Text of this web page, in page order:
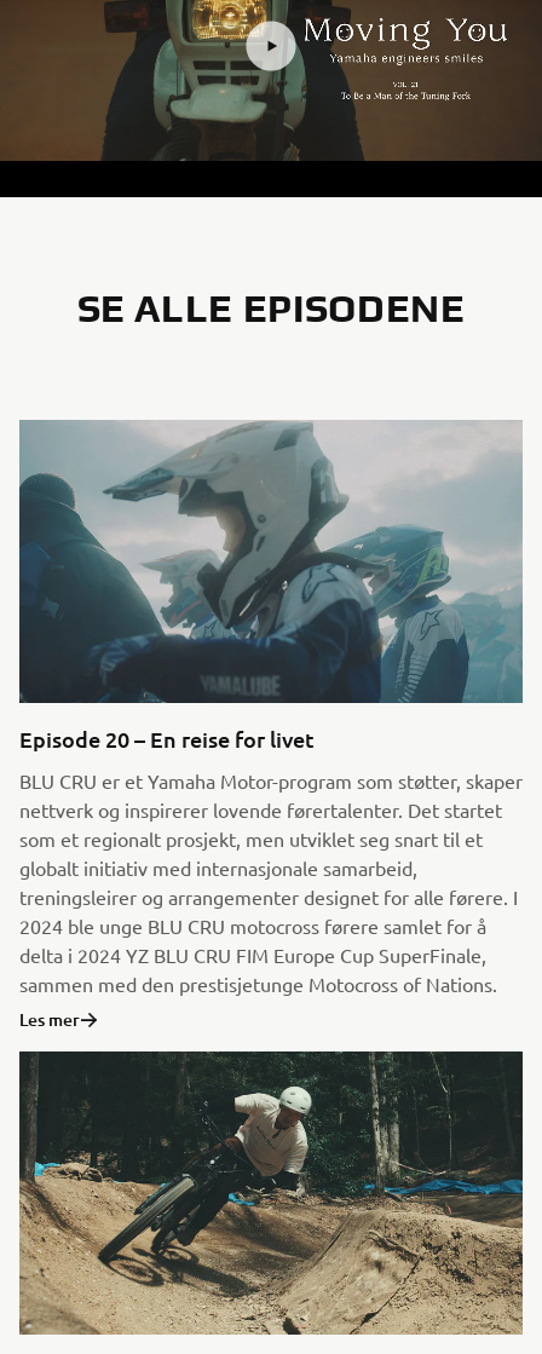
SE ALLE EPISODENE
Episode 20 – En reise for livet
BLU CRU er et Yamaha Motor-program som støtter, skaper
nettverk og inspirerer lovende førertalenter. Det startet
som et regionalt prosjekt, men utviklet seg snart til et
globalt initiativ med internasjonale samarbeid,
treningsleirer og arrangementer designet for alle førere. I
2024 ble unge BLU CRU motocross førere samlet for å
delta i 2024 YZ BLU CRU FIM Europe Cup SuperFinale,
sammen med den prestisjetunge Motocross of Nations.
Les mer